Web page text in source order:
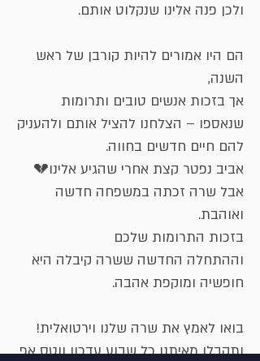
ולכן פנה אלינו שנקלוט אותם.
הם היו אמורים להיות קורבן של ראש
השנה,
אך בזכות אנשים טובים ותרומות
שנאספו – הצלחנו להציל אותם ולהעניק
להם חיים חדשים בחווה.
אביב נפטר קצת אחרי שהגיע אלינו💔
אבל שרה זכתה במשפחה חדשה
ואוהבת.
בזכות התרומות שלכם
וההתחלה החדשה ששרה קיבלה היא
חופשיה ומוקפת אהבה.
בואו לאמץ את שרה שלנו וירטואלית!
ותקבלו מאיתנו כל שבוע עדכון ווטס אפ